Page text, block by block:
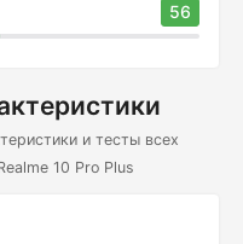
56
и тесты всех
10 Pro Plus